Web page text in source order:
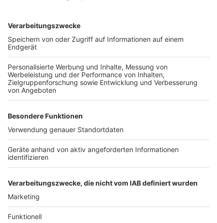
Donnerstagabend wurde die Suche eingestellt.
Anzeige
Weitere Themen von Rhein und Erft
Anzeige
Kerpen: Doch noch Spielangebote für Kinder und
Jugendliche
Großeinsatz der Feuerwehr Pulheim in Brauweiler
Anzeige